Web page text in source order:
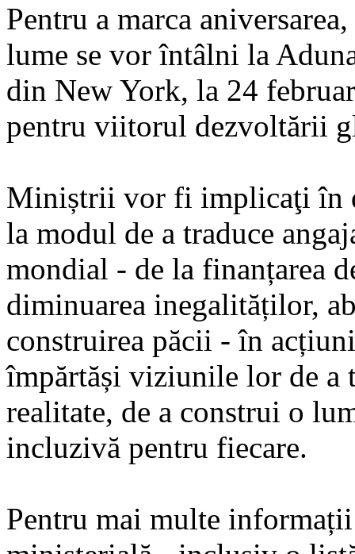
Pentru a marca
lume se vor întâlni la
din New York, la 24
pentru viitorul dezvoltării
Miniștrii vor fi implicaţi în
la modul de a traduce
mondial - de la finanțarea
diminuarea inegalităților,
construirea păcii - în
împărtăși viziunile lor de a
realitate, de a construi o
incluzivă pentru fiecare.
Pentru mai multe